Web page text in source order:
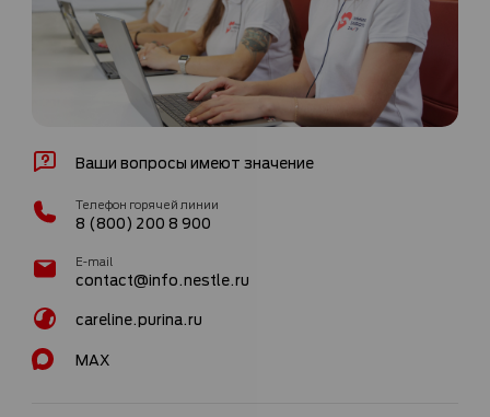
Ваши вопросы имеют значение
Телефон горячей линии
8 (800) 200 8 900
E-mail
contact@info.nestle.ru
careline.purina.ru
MAX